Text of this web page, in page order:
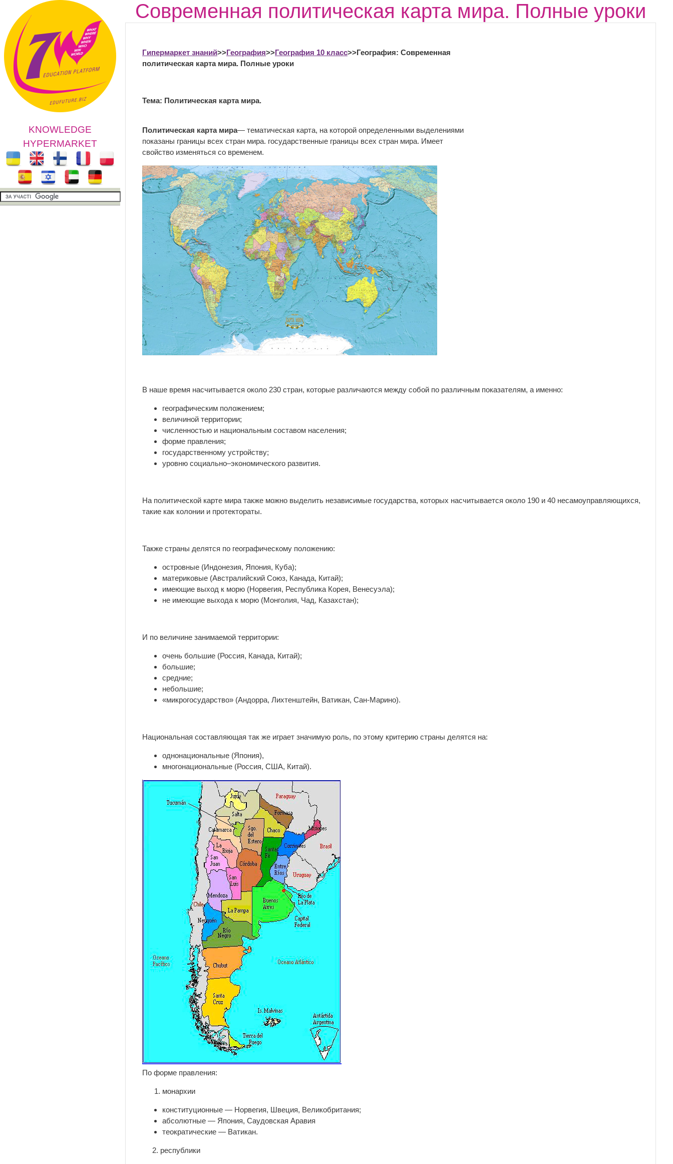
KNOWLEDGE
HYPERMARKET
Современная политическая карта мира. Полные уроки
Гипермаркет знаний>>География>>География 10 класс>>География: Современная
политическая карта мира. Полные уроки
Тема: Политическая карта мира.
Политическая карта мира— тематическая карта, на которой определенными выделениями
показаны границы всех стран мира. государственные границы всех стран мира. Имеет
свойство изменяться со временем.
В наше время насчитывается около 230 стран, которые различаются между собой по различным показателям, а именно:
географическим положением;
величиной территории;
численностью и национальным составом населения;
форме правления;
государственному устройству;
уровню социально–экономического развития.
На политической карте мира также можно выделить независимые государства, которых насчитывается около 190 и 40 несамоуправляющихся,
такие как колонии и протектораты.
Также страны делятся по географическому положению:
островные (Индонезия, Япония, Куба);
материковые (Австралийский Союз, Канада, Китай);
имеющие выход к морю (Норвегия, Республика Корея, Венесуэла);
не имеющие выхода к морю (Монголия, Чад, Казахстан);
И по величине занимаемой территории:
очень большие (Россия, Канада, Китай);
большие;
средние;
небольшие;
«микрогосударство» (Андорра, Лихтенштейн, Ватикан, Сан-Марино).
Национальная составляющая так же играет значимую роль, по этому критерию страны делятся на:
однонациональные (Япония),
многонациональные (Россия, США, Китай).
По форме правления:
монархии
конституционные — Норвегия, Швеция, Великобритания;
абсолютные — Япония, Саудовская Аравия
теократические — Ватикан.
2. республики